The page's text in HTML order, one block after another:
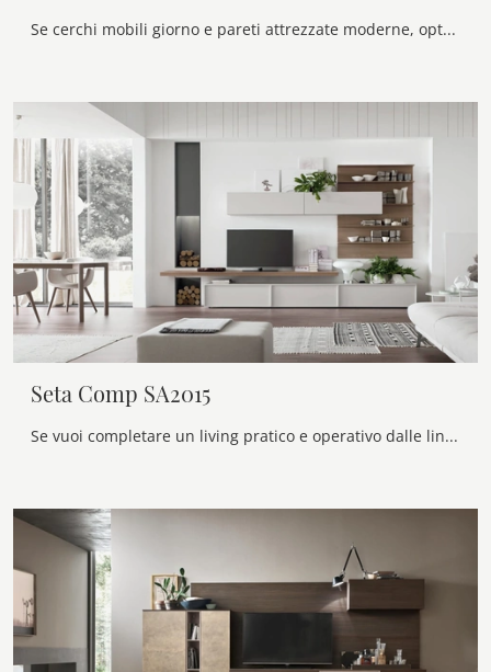
Se cerchi mobili giorno e pareti attrezzate moderne, opta per il modello Unix Comp SU2117 di Maronese: clicca e ottieni informazioni!
Seta Comp SA2015
Se vuoi completare un living pratico e operativo dalle linee moderne, ti offriamo la parete attrezzata Seta Comp SA2015 Maronese.